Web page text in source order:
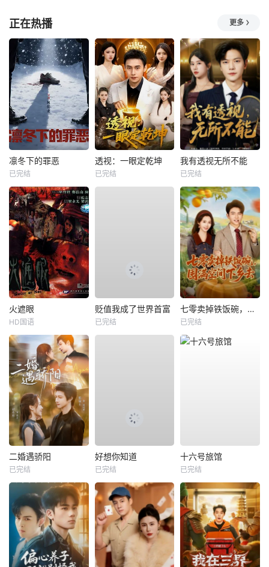
正在热播 更多
凛冬下的罪恶
已完结
透视：一眼定乾坤
已完结
我有透视无所不能
已完结
火遮眼
HD国语
贬值我成了世界首富
已完结
七零卖掉铁饭碗，囤满空间下乡去
已完结
二婚遇骄阳
已完结
好想你知道
已完结
十六号旅馆
已完结